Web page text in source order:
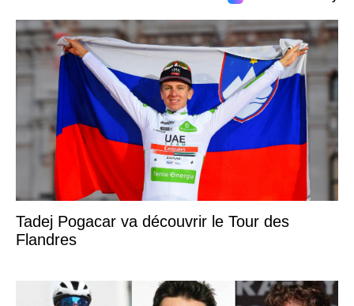
Tadej Pogacar va découvrir le Tour des
Flandres